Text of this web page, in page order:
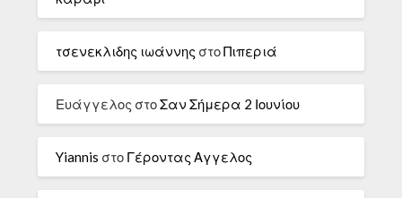
τσενεκλιδης ιωάννης στοΠιπεριά
Ευάγγελος στοΣαν Σήμερα 2 Ιουνίου
Yiannis στο Γέροντας Αγγελος